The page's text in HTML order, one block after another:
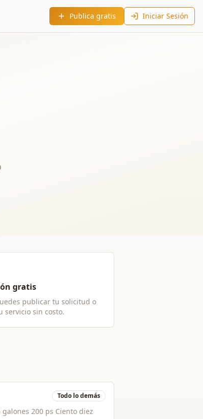
Publica gratis Iniciar Sesión
gratis
publicar tu solicitud o
servicio sin costo.
Todo lo demás